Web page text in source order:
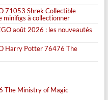
71053 Shrek Collectible
minifigs à collectionner
août 2026 : les nouveautés
Harry Potter 76476 The
The Ministry of Magic